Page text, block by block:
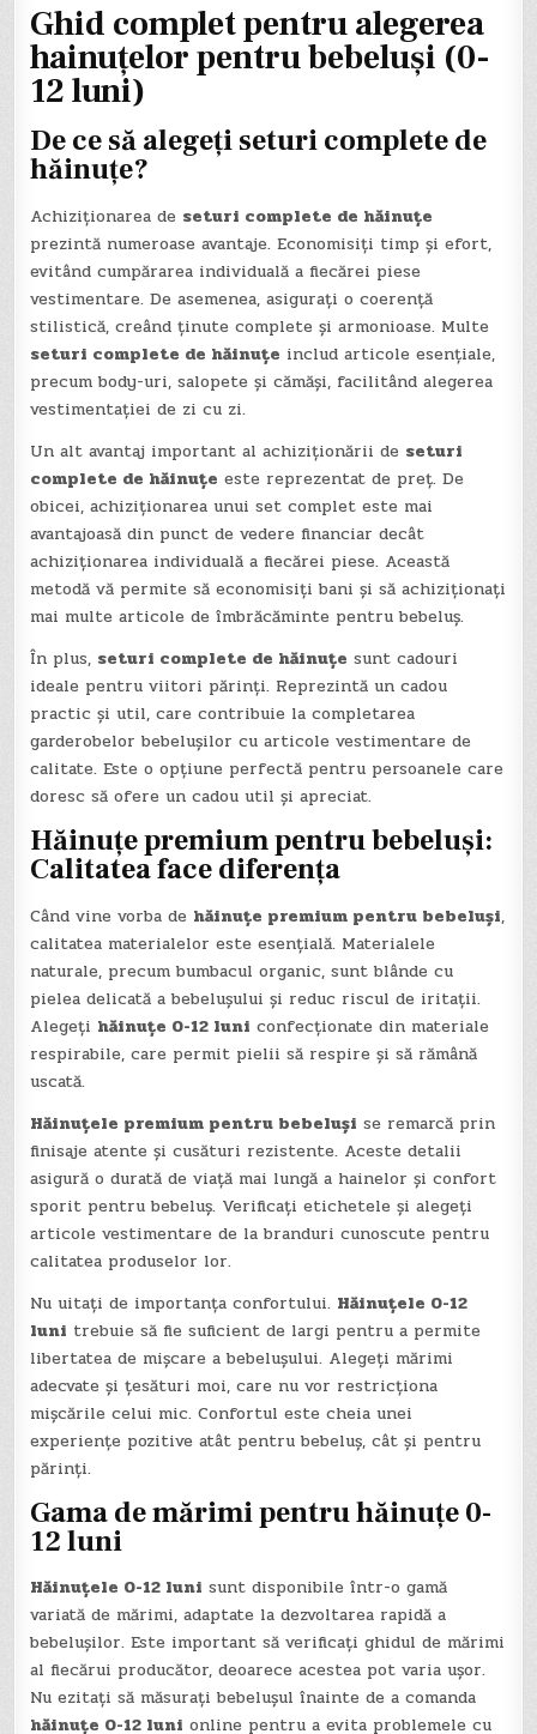
Ghid complet pentru alegerea
hainuțelor pentru bebeluși (0-
12 luni)
De ce să alegeți seturi complete de
hăinuțe?
Achiziționarea de seturi complete de hăinuțe
prezintă numeroase avantaje. Economisiți timp și efort,
evitând cumpărarea individuală a fiecărei piese
vestimentare. De asemenea, asigurați o coerență
stilistică, creând ținute complete și armonioase. Multe
seturi complete de hăinuțe includ articole esențiale,
precum body-uri, salopete și cămăși, facilitând alegerea
vestimentației de zi cu zi.
Un alt avantaj important al achiziționării de seturi
complete de hăinuțe este reprezentat de preț. De
obicei, achiziționarea unui set complet este mai
avantajoasă din punct de vedere financiar decât
achiziționarea individuală a fiecărei piese. Această
metodă vă permite să economisiți bani și să achiziționați
mai multe articole de îmbrăcăminte pentru bebeluș.
În plus, seturi complete de hăinuțe sunt cadouri
ideale pentru viitori părinți. Reprezintă un cadou
practic și util, care contribuie la completarea
garderobelor bebelușilor cu articole vestimentare de
calitate. Este o opțiune perfectă pentru persoanele care
doresc să ofere un cadou util și apreciat.
Hăinuțe premium pentru bebeluși:
Calitatea face diferența
Când vine vorba de hăinuțe premium pentru bebeluși,
calitatea materialelor este esențială. Materialele
naturale, precum bumbacul organic, sunt blânde cu
pielea delicată a bebelușului și reduc riscul de iritații.
Alegeți hăinuțe 0-12 luni confecționate din materiale
respirabile, care permit pielii să respire și să rămână
uscată.
Hăinuțele premium pentru bebeluși se remarcă prin
finisaje atente și cusături rezistente. Aceste detalii
asigură o durată de viață mai lungă a hainelor și confort
sporit pentru bebeluș. Verificați etichetele și alegeți
articole vestimentare de la branduri cunoscute pentru
calitatea produselor lor.
Nu uitați de importanța confortului. Hăinuțele 0-12
luni trebuie să fie suficient de largi pentru a permite
libertatea de mișcare a bebelușului. Alegeți mărimi
adecvate și țesături moi, care nu vor restricționa
mișcările celui mic. Confortul este cheia unei
experiențe pozitive atât pentru bebeluș, cât și pentru
părinți.
Gama de mărimi pentru hăinuțe 0-
12 luni
Hăinuțele 0-12 luni sunt disponibile într-o gamă
variată de mărimi, adaptate la dezvoltarea rapidă a
bebelușilor. Este important să verificați ghidul de mărimi
al fiecărui producător, deoarece acestea pot varia ușor.
Nu ezitați să măsurați bebelușul înainte de a comanda
hăinuțe 0-12 luni online pentru a evita problemele cu